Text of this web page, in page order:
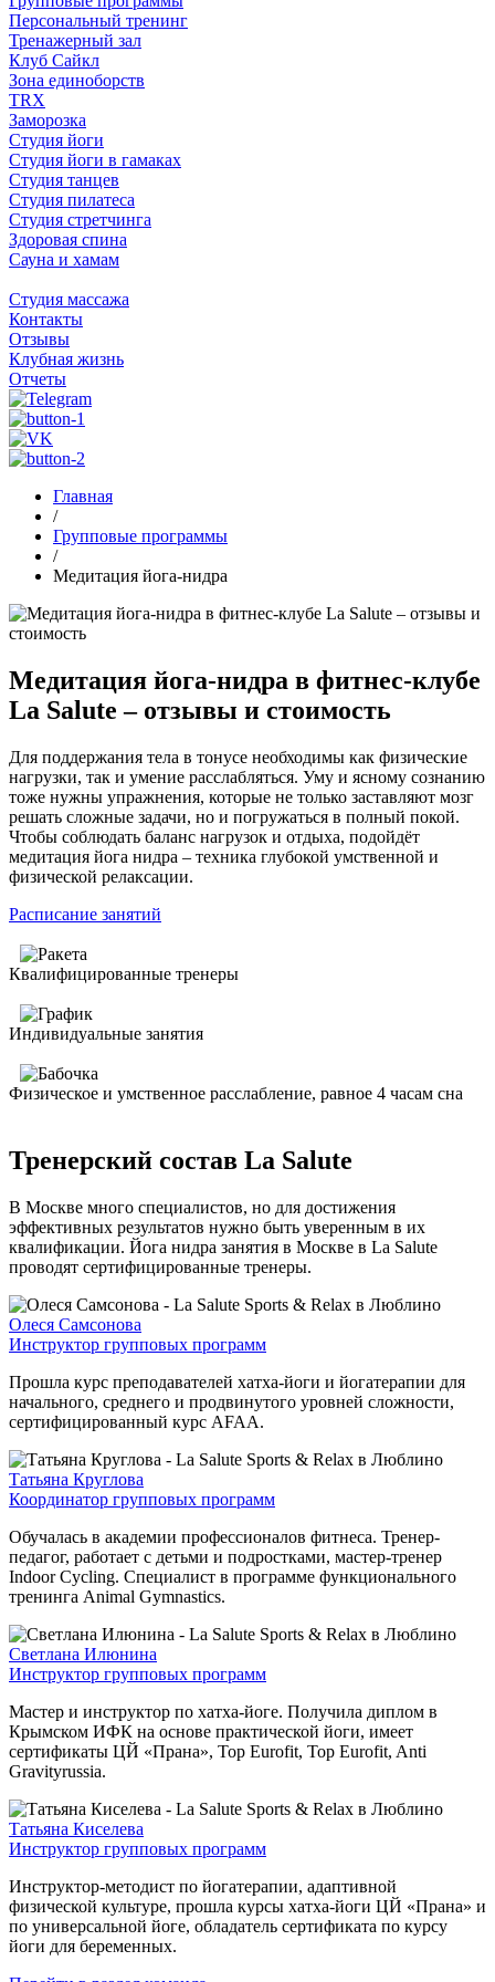
Персональный тренинг
Тренажерный зал
Клуб Сайкл
Зона единоборств
TRX
Заморозка
Студия йоги
Студия йоги в гамаках
Студия танцев
Студия пилатеса
Студия стретчинга
Здоровая спина
Сауна и хамам
Студия массажа
Контакты
Отзывы
Клубная жизнь
Отчеты
Главная
/
Групповые программы
/
Медитация йога-нидра
Медитация йога-нидра в фитнес-клубе
La Salute – отзывы и стоимость
Для поддержания тела в тонусе необходимы как физические
нагрузки, так и умение расслабляться. Уму и ясному сознанию
тоже нужны упражнения, которые не только заставляют мозг
решать сложные задачи, но и погружаться в полный покой.
Чтобы соблюдать баланс нагрузок и отдыха, подойдёт
медитация йога нидра – техника глубокой умственной и
физической релаксации.
Расписание занятий
Квалифицированные тренеры
Индивидуальные занятия
Физическое и умственное расслабление, равное 4 часам сна
Тренерский состав La Salute
В Москве много специалистов, но для достижения
эффективных результатов нужно быть уверенным в их
квалификации. Йога нидра занятия в Москве в La Salute
проводят сертифицированные тренеры.
Олеся Самсонова
Инструктор групповых программ
Прошла курс преподавателей хатха-йоги и йогатерапии для
начального, среднего и продвинутого уровней сложности,
сертифицированный курс AFAA.
Татьяна Круглова
Координатор групповых программ
Обучалась в академии профессионалов фитнеса. Тренер-
педагог, работает с детьми и подростками, мастер-тренер
Indoor Cycling. Специалист в программе функционального
тренинга Animal Gymnastics.
Светлана Илюнина
Инструктор групповых программ
Мастер и инструктор по хатха-йоге. Получила диплом в
Крымском ИФК на основе практической йоги, имеет
сертификаты ЦЙ «Прана», Top Eurofit, Top Eurofit, Anti
Gravityrussia.
Татьяна Киселева
Инструктор групповых программ
Инструктор-методист по йогатерапии, адаптивной
физической культуре, прошла курсы хатха-йоги ЦЙ «Прана» и
по универсальной йоге, обладатель сертификата по курсу
йоги для беременных.